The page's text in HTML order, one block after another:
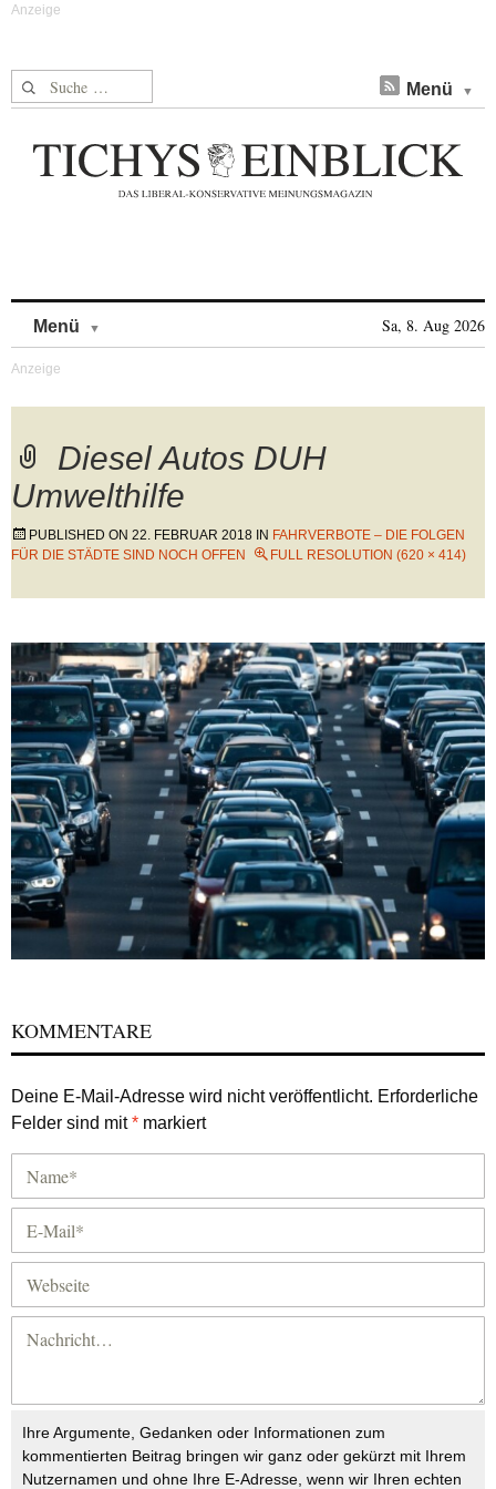
Suche nach: Menü
Menü Sa, 8. Aug 2026
Diesel Autos DUH
Umwelthilfe
PUBLISHED ON 22. FEBRUAR 2018 IN FAHRVERBOTE – DIE FOLGEN
FÜR DIE STÄDTE SIND NOCH OFFEN
FULL RESOLUTION (620 × 414)
KOMMENTARE
Deine E-Mail-Adresse wird nicht veröffentlicht. Erforderliche
Felder sind mit* markiert
Ihre Argumente, Gedanken oder Informationen zum
kommentierten Beitrag bringen wir ganz oder gekürzt mit Ihrem
Nutzernamen und ohne Ihre E-Adresse, wenn wir Ihren echten